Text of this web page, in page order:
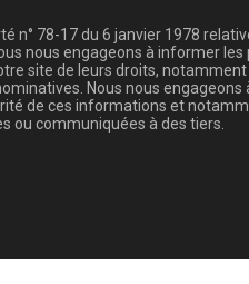
n° 78-17 du 6 janvier 1978
nous engageons à informer les
site de leurs droits,
Nous nous engageons
de ces informations et
ou communiquées à des tiers.